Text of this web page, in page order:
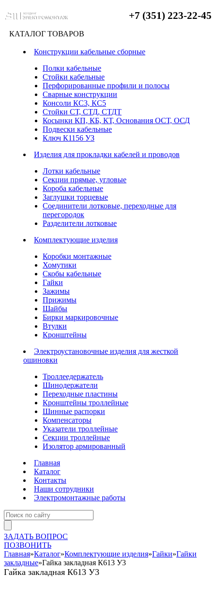
+7 (351) 223-22-45
КАТАЛОГ ТОВАРОВ
Конструкции кабельные сборные
Полки кабельные
Стойки кабельные
Перфорированные профили и полосы
Сварные конструкции
Консоли КС3, КС5
Стойки СТ, СТД, СТДТ
Косынки КП, КБ, КТ, Основания ОСТ, ОСД
Подвески кабельные
Ключ К1156 УЗ
Изделия для прокладки кабелей и проводов
Лотки кабельные
Секции прямые, угловые
Короба кабельные
Заглушки торцевые
Соединители лотковые, переходные для
перегородок
Разделители лотковые
Комплектующие изделия
Коробки монтажные
Хомутики
Скобы кабельные
Гайки
Зажимы
Прижимы
Шайбы
Бирки маркировочные
Втулки
Кронштейны
Электроустановочные изделия для жесткой
ошиновки
Троллеедержатель
Шинодержатели
Переходные пластины
Кронштейны троллейные
Шинные распорки
Компенсаторы
Указатели троллейные
Секции троллейные
Изолятор армированный
Главная
Каталог
Контакты
Наши сотрудники
Электромонтажные работы
ЗАДАТЬ ВОПРОС
ПОЗВОНИТЬ
Главная»Каталог»Комплектующие изделия»Гайки»Гайки
закладные»Гайка закладная К613 У3
Гайка закладная К613 У3